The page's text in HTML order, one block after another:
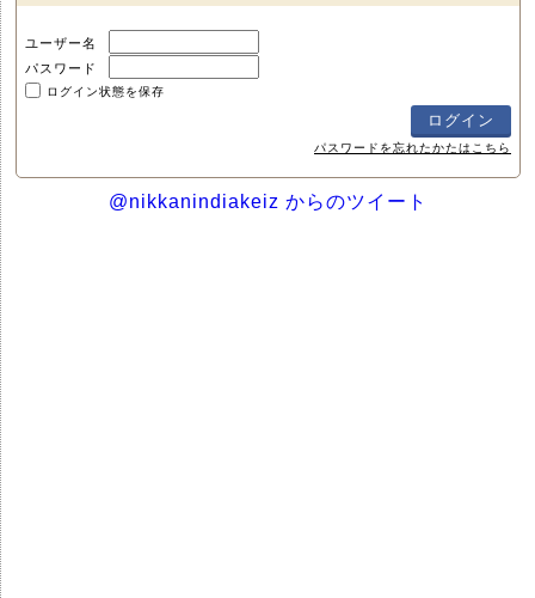
ユーザー名
パスワード
ログイン状態を保存
パスワードを忘れたかたはこちら
@nikkanindiakeiz からのツイート